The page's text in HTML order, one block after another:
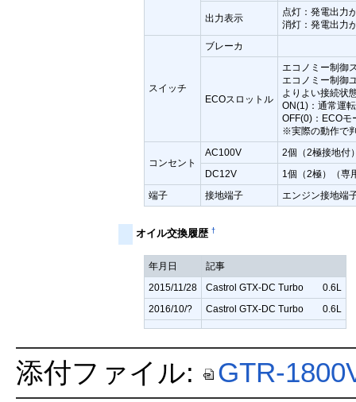
出力表示
点灯：発電出力
消灯：発電出力
スイッチ
ブレーカ
ECOスロットル
エコノミー制御
エコノミー制御
よりよい接続状
ON(1)：通常運
OFF(0)：ECOモ
※実際の動作で
コンセント
AC100V 2個（2極接地付
DC12V 1個（2極）（専
端子 接地端子 エンジン接地端
オイル交換履歴 †
年月日 記事
2015/11/28 Castrol GTX-DC Turbo 0.6L
2016/10/? Castrol GTX-DC Turbo 0.6L
添付ファイル: GTR-